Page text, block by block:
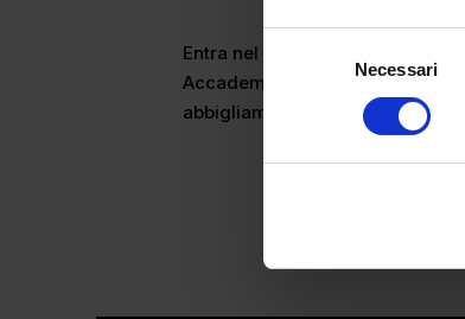
Necessari
Entra nel vivo del nuovo anno
Accademia del Lusso, Alexa
abbigliamento uomo lusso, per